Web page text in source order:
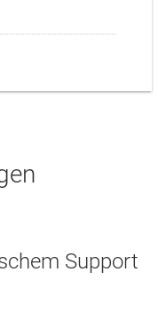
Support